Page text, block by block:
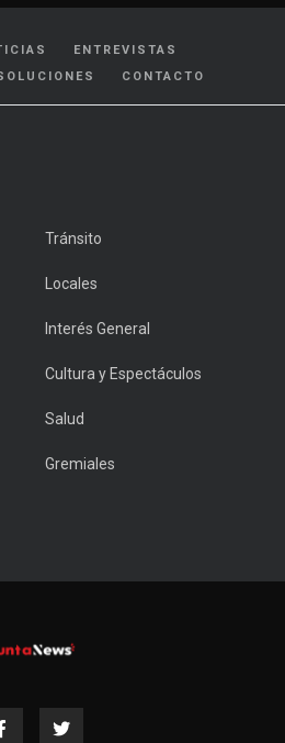
ENTREVISTAS
CONTACTO
Tránsito
Locales
Interés General
Cultura y Espectáculos
Salud
Gremiales